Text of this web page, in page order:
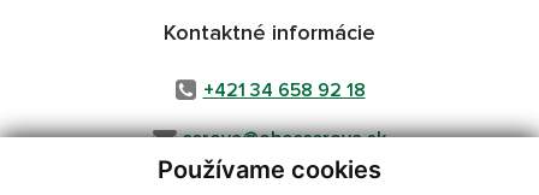
Používame cookies
Kontaktné informácie
+421 34 658 92 18
cerova@obeccerova.sk